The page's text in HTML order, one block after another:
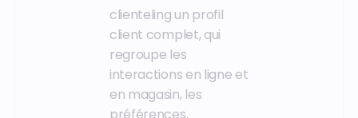
clienteling un profil
client complet, qui
regroupe les
interactions en ligne et
en magasin, les
préférences,